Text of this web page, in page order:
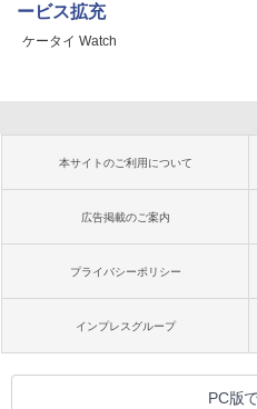
ービス拡充
ケータイ Watch
本サイトのご利用について
広告掲載のご案内
プライバシーポリシー
インプレスグループ
PC版